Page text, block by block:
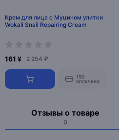
Крем для лица с Муцином улитки
Wokali Snail Repairing Cream
161 ¥ 2 254 ₽
150
оплачено
Отзывы о товаре
0